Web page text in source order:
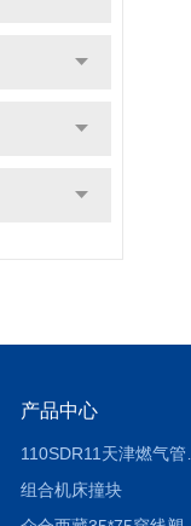
产品中心
组合机床撞块